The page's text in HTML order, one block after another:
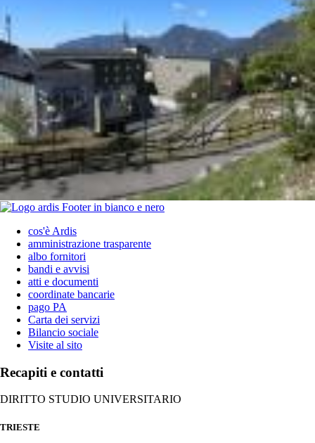
cos'è Ardis
amministrazione trasparente
albo fornitori
bandi e avvisi
atti e documenti
coordinate bancarie
pago PA
Carta dei servizi
Bilancio sociale
Visite al sito
Recapiti e contatti
DIRITTO STUDIO UNIVERSITARIO
TRIESTE